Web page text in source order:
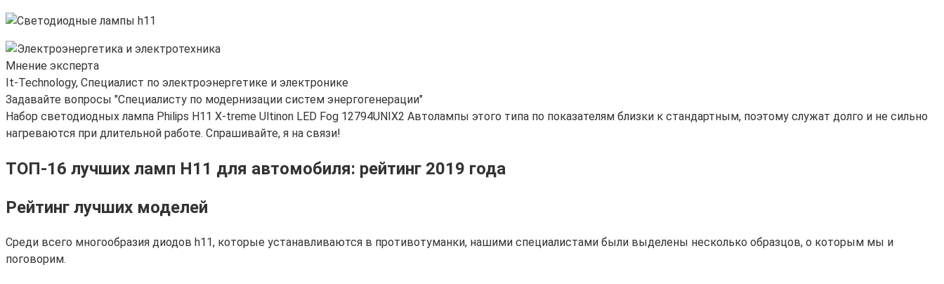
Мнение эксперта
It-Technology, Cпециалист по электроэнергетике и электронике
Задавайте вопросы "Специалисту по модернизации систем энергогенерации"
Набор светодиодных лампа Philips H11 X-treme Ultinon LED Fog 12794UNIX2 Автолампы этого типа по показателям близки к стандартным, поэтому служат долго и не сильно
нагреваются при длительной работе. Спрашивайте, я на связи!
ТОП-16 лучших ламп H11 для автомобиля: рейтинг 2019 года
Рейтинг лучших моделей
Среди всего многообразия диодов h11, которые устанавливаются в противотуманки, нашими специалистами были выделены несколько образцов, о которым мы и
поговорим.